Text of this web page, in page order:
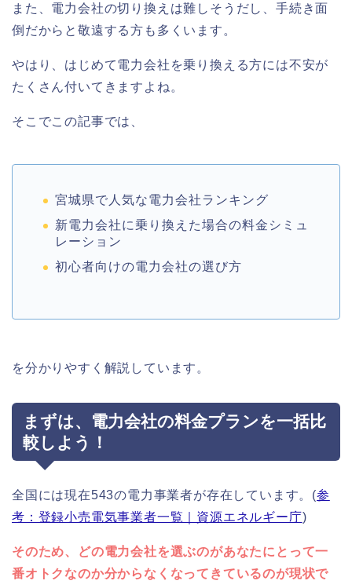
また、電力会社の切り換えは難しそうだし、手続き面
倒だからと敬遠する方も多くいます。
やはり、はじめて電力会社を乗り換える方には不安が
たくさん付いてきますよね。
そこでこの記事では、
宮城県で人気な電力会社ランキング
新電力会社に乗り換えた場合の料金シミュ
レーション
初心者向けの電力会社の選び方
を分かりやすく解説しています。
まずは、電力会社の料金プランを一括比
較しよう！
全国には現在543の電力事業者が存在しています。(参
考：登録小売電気事業者一覧｜資源エネルギー庁)
そのため、どの電力会社を選ぶのがあなたにとって一
番オトクなのか分からなくなってきているのが現状で